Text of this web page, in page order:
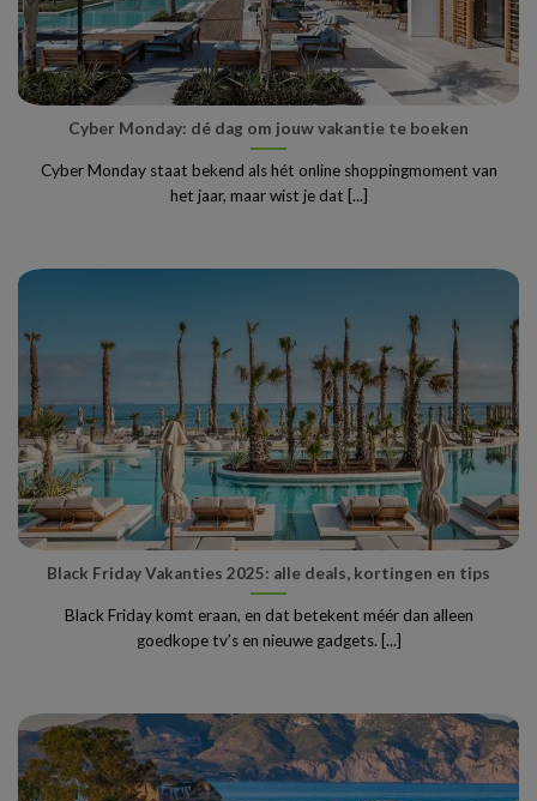
Cyber Monday: dé dag om jouw vakantie te boeken
Cyber Monday staat bekend als hét online shoppingmoment van
het jaar, maar wist je dat [...]
Black Friday Vakanties 2025: alle deals, kortingen en tips
Black Friday komt eraan, en dat betekent méér dan alleen
goedkope tv’s en nieuwe gadgets. [...]